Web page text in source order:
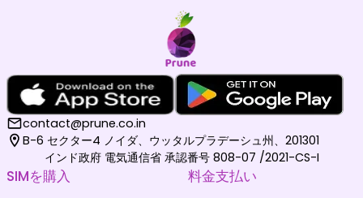
contact@prune.co.in
B-6 セクター4 ノイダ、ウッタルプラデーシュ州、201301
インド政府 電気通信省 承認番号 808-07 /2021-CS-I
SIMを購入 料金支払い